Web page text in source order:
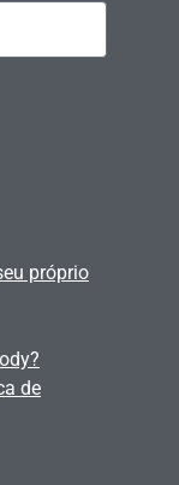
próprio
de